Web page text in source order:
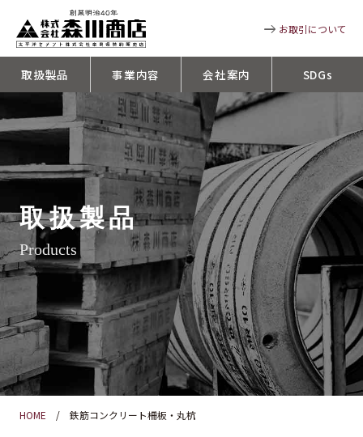
取扱製品 事業内容 会社案内 SDGs
お取引について
取扱製品
Products
HOME 鉄筋コンクリート柵板・丸杭